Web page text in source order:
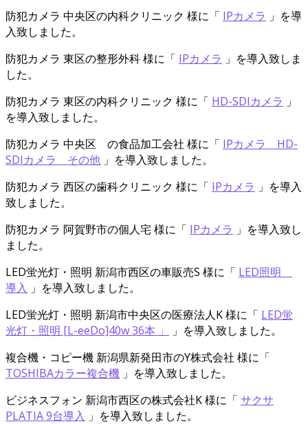
防犯カメラ 中央区の内科クリニック 様に「 IPカメラ 」を導
入致しました。
防犯カメラ 東区の整形外科 様に「 IPカメラ 」を導入致しま
した。
防犯カメラ 東区の内科クリニック 様に「 HD-SDIカメラ 」
を導入致しました。
防犯カメラ 中央区 の食品加工会社 様に「 IPカメラ HD-
SDIカメラ その他 」を導入致しました。
防犯カメラ 西区の歯科クリニック 様に「 IPカメラ 」を導入
致しました。
防犯カメラ 阿賀野市の個人宅 様に「 IPカメラ 」を導入致し
ました。
LED蛍光灯・照明 新潟市西区の車販売S 様に「 LED照明
導入 」を導入致しました。
LED蛍光灯・照明 新潟市中央区の医療法人K 様に「 LED蛍
光灯・照明 [L-eeDo]40w 36本 」
」を導入致しました。
複合機・コピー機 新潟県新発田市のY株式会社 様に「
TOSHIBAカラー複合機 」を導入致しました。
ビジネスフォン 新潟市西区の株式会社K 様に「 サクサ
PLATIA 9台導入 」を導入致しました。